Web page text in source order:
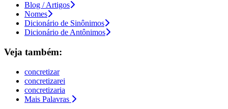
Blog / Artigos
Nomes
Dicionário de Sinônimos
Dicionário de Antônimos
Veja também:
concretizar
concretizarei
concretizaria
Mais Palavras